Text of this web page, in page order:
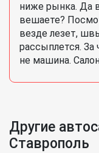
ниже рынка. Да
вешаете?
везде лезет,
рассыплется. За
не машина.
Другие
Ставрополь